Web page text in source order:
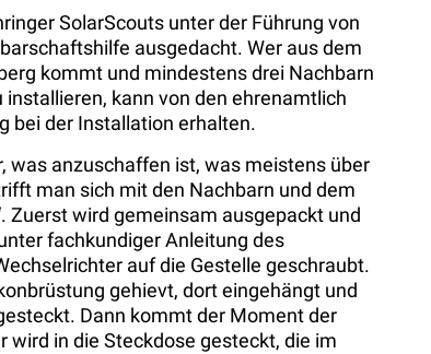
SolarScouts unter der Führung von
ausgedacht. Wer aus dem
kommt und mindestens drei Nachbarn
kann von den ehrenamtlich
bei der Installation erhalten.
was anzuschaffen ist, was meistens über
man sich mit den Nachbarn und dem
Zuerst wird gemeinsam ausgepackt und
fachkundiger Anleitung des
auf die Gestelle geschraubt.
gehievt, dort eingehängt und
Dann kommt der Moment der
wird in die Steckdose gesteckt, die im